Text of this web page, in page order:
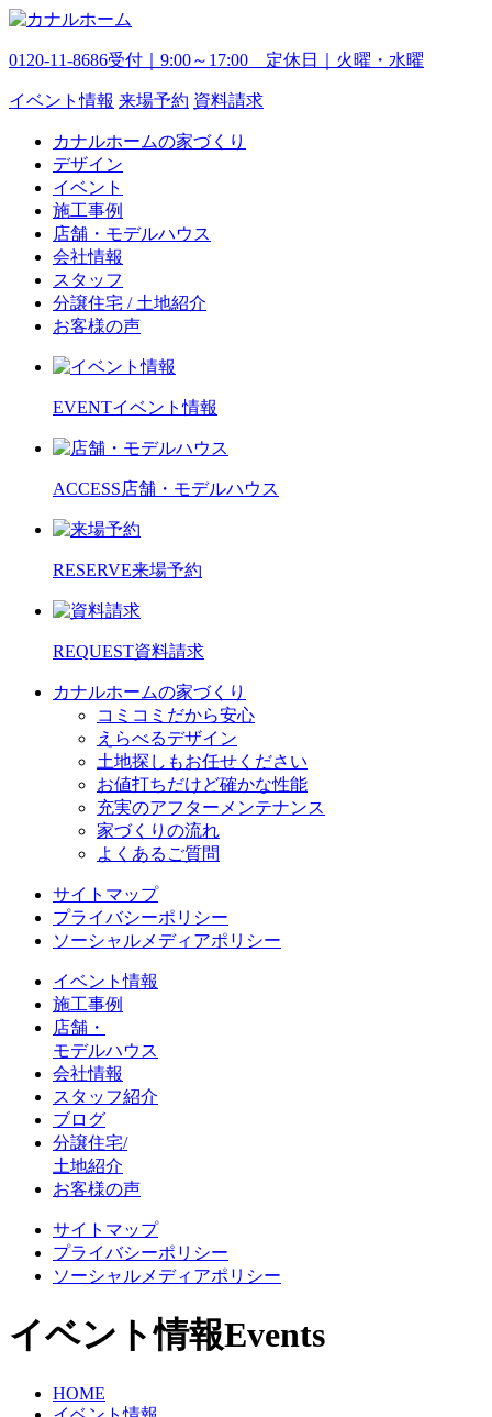
0120-11-8686受付｜9:00～17:00 定休日｜火曜・水曜
イベント情報 来場予約 資料請求
カナルホームの家づくり
デザイン
イベント
施工事例
店舗・モデルハウス
会社情報
スタッフ
分譲住宅 / 土地紹介
お客様の声
EVENTイベント情報
ACCESS店舗・モデルハウス
RESERVE来場予約
REQUEST資料請求
カナルホームの家づくり
コミコミだから安心
えらべるデザイン
土地探しもお任せください
お値打ちだけど確かな性能
充実のアフターメンテナンス
家づくりの流れ
よくあるご質問
サイトマップ
プライバシーポリシー
ソーシャルメディアポリシー
イベント情報
施工事例
店舗・
モデルハウス
会社情報
スタッフ紹介
ブログ
分譲住宅/
土地紹介
お客様の声
サイトマップ
プライバシーポリシー
ソーシャルメディアポリシー
イベント情報Events
HOME